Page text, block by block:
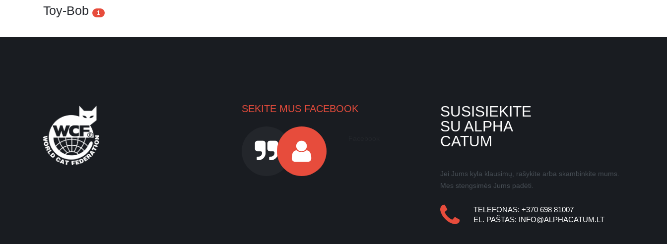
Toy-Bob 1
SEKITE MUS FACEBOOK
SUSISIEKITE
SU ALPHA
CATUM
Jei Jums kyla klausimų, rašykite arba skambinkite mums.
Mes stengsimės Jums padėti.
TELEFONAS: +370 698 81007
EL. PAŠTAS: INFO@ALPHACATUM.LT